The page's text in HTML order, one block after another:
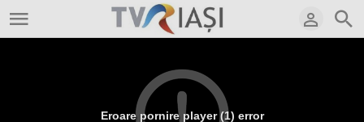
Eroare pornire player (1) error